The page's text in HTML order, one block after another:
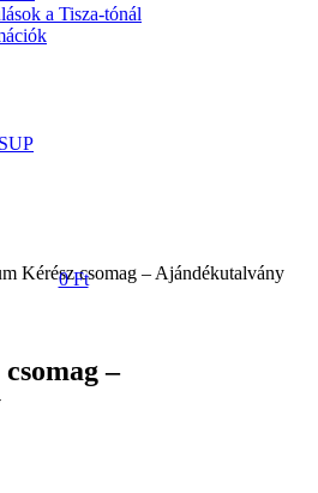
a Tisza-tónál
0 Ft
Kérész csomag – Ajándékutalvány
–